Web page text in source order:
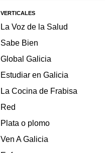
VERTICALES
La Voz de la Salud
Sabe Bien
Global Galicia
Estudiar en Galicia
La Cocina de Frabisa
Red
Plata o plomo
Ven A Galicia